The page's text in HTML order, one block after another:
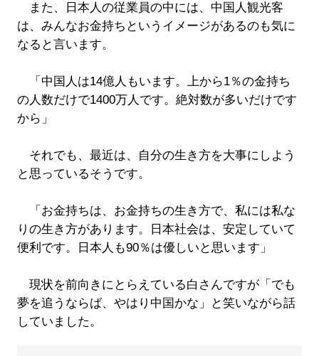
また、日本人の従業員の中には、中国人観光客
は、みんなお金持ちというイメージがあるのも気に
なると言います。
「中国人は14億人もいます。上から1％の金持ち
の人数だけで1400万人です。絶対数が多いだけです
から」
それでも、最近は、自分の生き方を大事にしよう
と思っているそうです。
「お金持ちは、お金持ちの生き方で、私には私な
りの生き方があります。日本社会は、安定していて
便利です。日本人も90％は優しいと思います」
現状を前向きにとらえている白さんですが「でも
夢を追うならば、やはり中国かな」と笑いながら話
していました。